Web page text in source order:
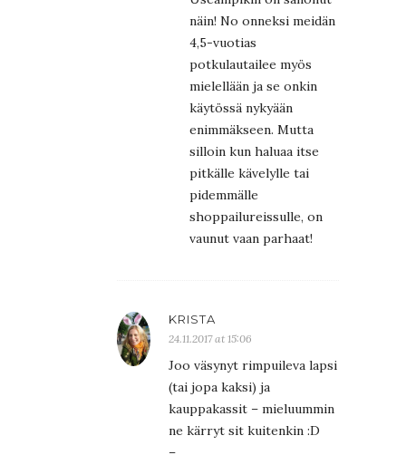
näin! No onneksi meidän
4,5-vuotias
potkulautailee myös
mielellään ja se onkin
käytössä nykyään
enimmäkseen. Mutta
silloin kun haluaa itse
pitkälle kävelylle tai
pidemmälle
shoppailureissulle, on
vaunut vaan parhaat!
KRISTA
24.11.2017 at 15:06
Joo väsynyt rimpuileva lapsi
(tai jopa kaksi) ja
kauppakassit – mieluummin
ne kärryt sit kuitenkin :D